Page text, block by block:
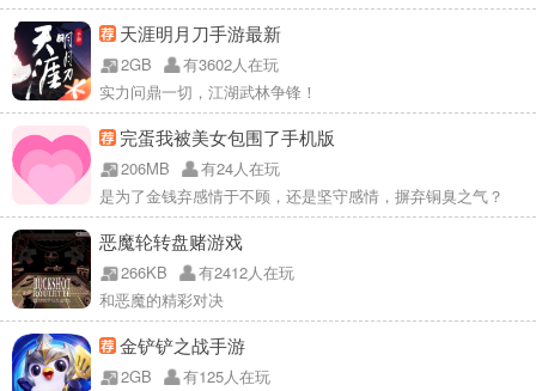
天涯明月刀手游最新
2GB
有3602人在玩
实力问鼎一切，江湖武林争锋！
完蛋我被美女包围了手机版
206MB
有24人在玩
是为了金钱弃感情于不顾，还是坚守感情，摒弃铜臭之气？
恶魔轮转盘赌游戏
266KB
有2412人在玩
和恶魔的精彩对决
金铲铲之战手游
2GB
有125人在玩